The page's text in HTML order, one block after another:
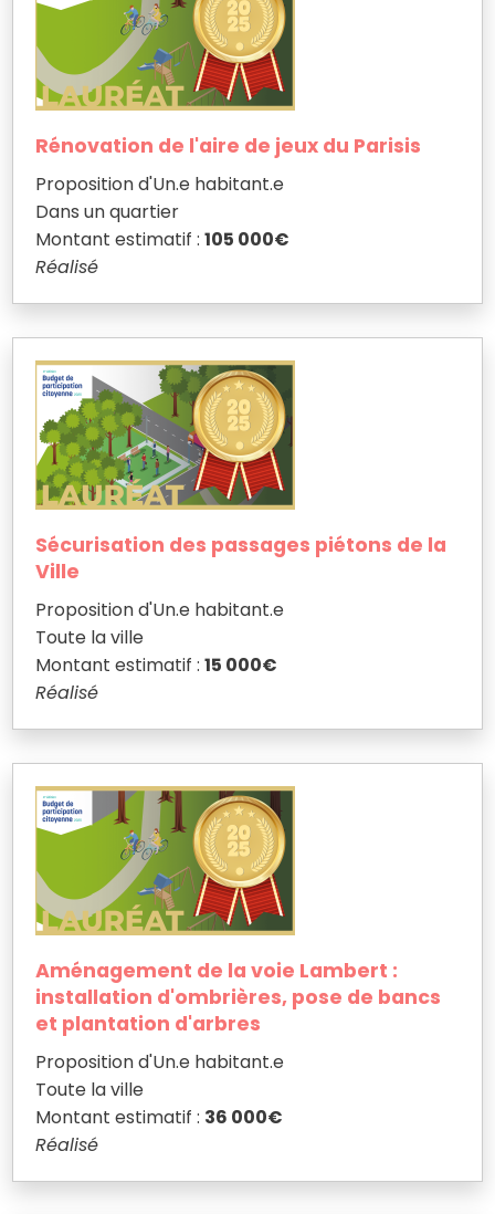
Rénovation de l'aire de jeux du Parisis
Proposition d'Un.e habitant.e
Dans un quartier
Montant estimatif :105 000€
Réalisé
Sécurisation des passages piétons de la
Ville
Proposition d'Un.e habitant.e
Toute la ville
Montant estimatif :15 000€
Réalisé
Aménagement de la voie Lambert :
installation d'ombrières, pose de bancs
et plantation d'arbres
Proposition d'Un.e habitant.e
Toute la ville
Montant estimatif : 36 000€
Réalisé